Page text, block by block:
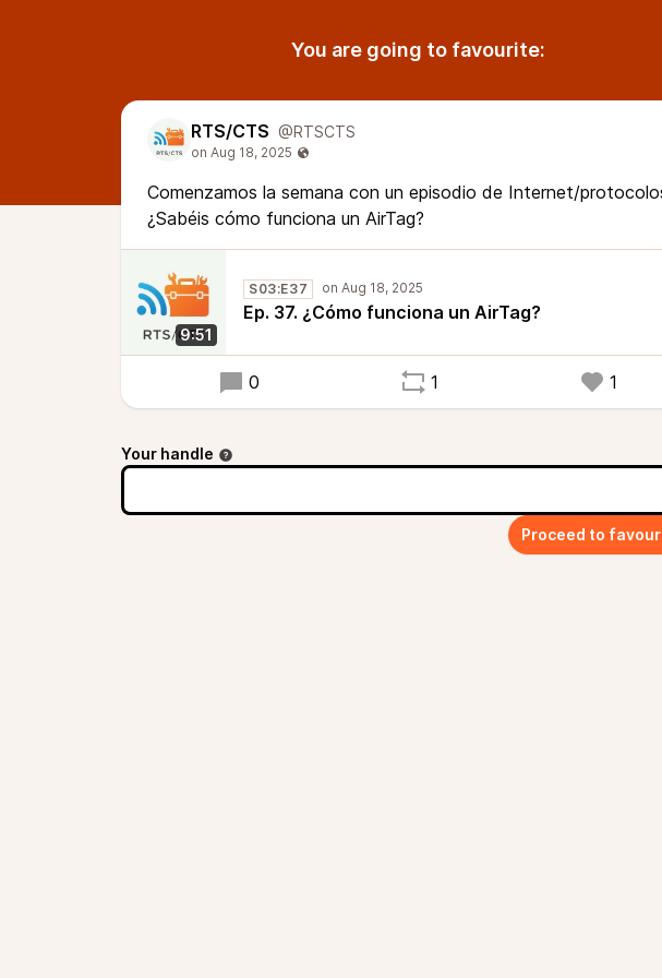
You are going to favourite:
RTS/CTS @RTSCTS
Comenzamos la semana con un episodio de Internet/
¿Sabéis cómo funciona un AirTag?
9:51
S03:E37
Ep. 37. ¿Cómo funciona un AirTag?
0 1 1
Your handle
Proceed to